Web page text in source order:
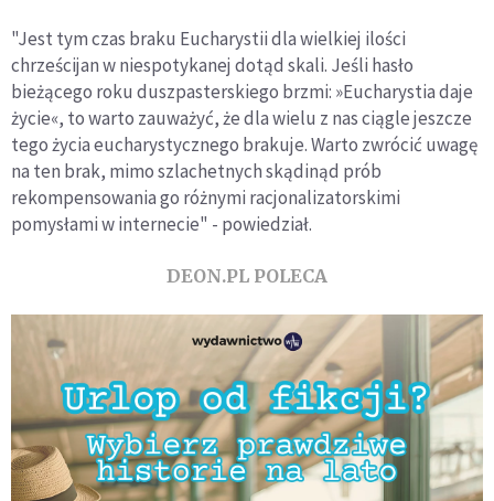
"Jest tym czas braku Eucharystii dla wielkiej ilości
chrześcijan w niespotykanej dotąd skali. Jeśli hasło
bieżącego roku duszpasterskiego brzmi: »Eucharystia daje
życie«, to warto zauważyć, że dla wielu z nas ciągle jeszcze
tego życia eucharystycznego brakuje. Warto zwrócić uwagę
na ten brak, mimo szlachetnych skądinąd prób
rekompensowania go różnymi racjonalizatorskimi
pomysłami w internecie" - powiedział.
DEON.PL POLECA